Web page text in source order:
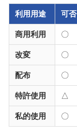
利用用途 可否
商用利用 〇
改変 〇
配布 〇
特許使用 △
私的使用 〇